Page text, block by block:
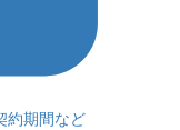
約期間など